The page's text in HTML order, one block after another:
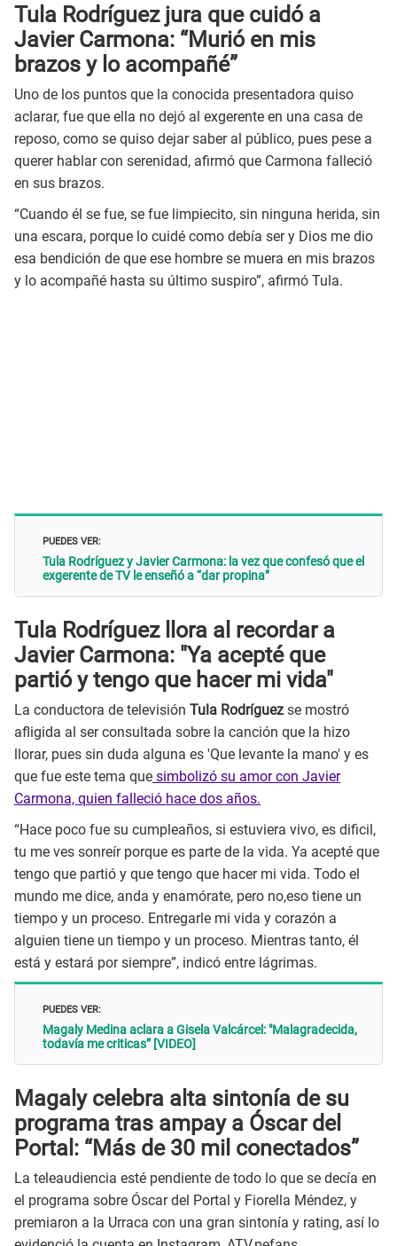
Tula Rodríguez jura que cuidó a
Javier Carmona: “Murió en mis
brazos y lo acompañé”
Uno de los puntos que la conocida presentadora quiso
aclarar, fue que ella no dejó al exgerente en una casa de
reposo, como se quiso dejar saber al público, pues pese a
querer hablar con serenidad, afirmó que Carmona falleció
en sus brazos.
“Cuando él se fue, se fue limpiecito, sin ninguna herida, sin
una escara, porque lo cuidé como debía ser y Dios me dio
esa bendición de que ese hombre se muera en mis brazos
y lo acompañé hasta su último suspiro”, afirmó Tula.
PUEDES VER:
Tula Rodríguez y Javier Carmona: la vez que confesó que el
exgerente de TV le enseñó a “dar propina”
Tula Rodríguez llora al recordar a
Javier Carmona: "Ya acepté que
partió y tengo que hacer mi vida"
La conductora de televisión Tula Rodríguez se mostró
afligida al ser consultada sobre la canción que la hizo
llorar, pues sin duda alguna es 'Que levante la mano' y es
que fue este tema que simbolizó su amor con Javier
Carmona, quien falleció hace dos años.
“Hace poco fue su cumpleaños, si estuviera vivo, es dificil,
tu me ves sonreír porque es parte de la vida. Ya acepté que
tengo que partió y que tengo que hacer mi vida. Todo el
mundo me dice, anda y enamórate, pero no,eso tiene un
tiempo y un proceso. Entregarle mi vida y corazón a
alguien tiene un tiempo y un proceso. Mientras tanto, él
está y estará por siempre”, indicó entre lágrimas.
PUEDES VER:
Magaly Medina aclara a Gisela Valcárcel: "Malagradecida,
todavía me criticas” [VIDEO]
Magaly celebra alta sintonía de su
programa tras ampay a Óscar del
Portal: “Más de 30 mil conectados”
La teleaudiencia esté pendiente de todo lo que se decía en
el programa sobre Óscar del Portal y Fiorella Méndez, y
premiaron a la Urraca con una gran sintonía y rating, así lo